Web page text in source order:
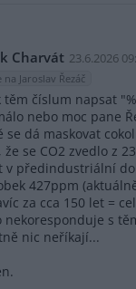
Charvát 23.6.2026
na Jaroslav Řezáč
číslum napsat
nebo moc pane
se dá maskovat
se CO2 zvedlo z
v předindustriální
427ppm
za cca 150 let =
nekoresponduje s
nic neříkají...